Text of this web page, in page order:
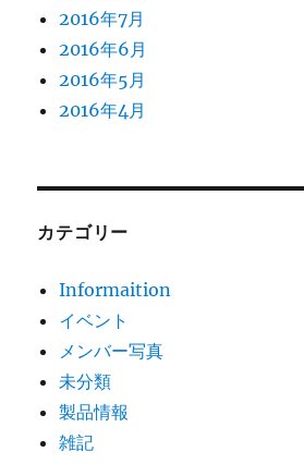
2016年7月
2016年6月
2016年5月
2016年4月
カテゴリー
Informaition
イベント
メンバー写真
未分類
製品情報
雑記